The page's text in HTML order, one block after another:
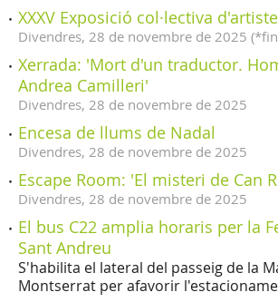
XXXV Exposició col·lectiva
Divendres, 28 de novembre de 2025 (
Xerrada: 'Mort d'un traductor.
Andrea Camilleri'
Divendres, 28 de novembre de 2025
Encesa de llums de Nadal
Divendres, 28 de novembre de 2025
Escape Room: 'El misteri de Can
Divendres, 28 de novembre de 2025
El bus C22 amplia horaris per la
Sant Andreu
S'habilita el lateral del passeig de la
Montserrat per afavorir